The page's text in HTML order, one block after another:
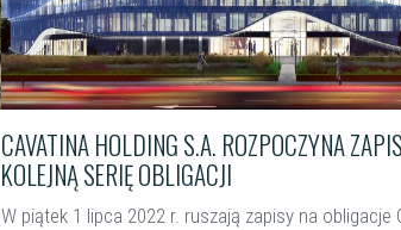
CAVATINA HOLDING S.A. ROZPOCZYNA
KOLEJNĄ SERIĘ OBLIGACJI
W piątek 1 lipca 2022 r. ruszają zapisy na obligacje